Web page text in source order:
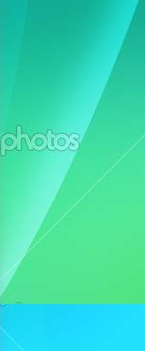
on
basic
intention
draw
attention
to the
use of
formulas
Santana
had its
maximum
in the
early
seventies
that
Santana,